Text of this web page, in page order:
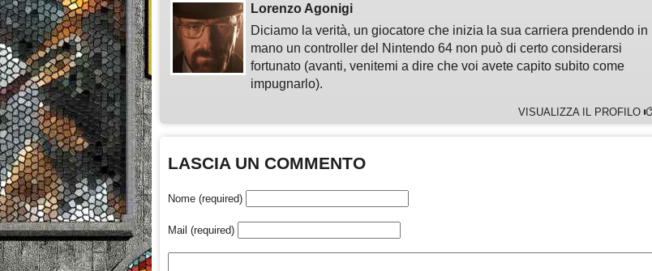
Lorenzo Agonigi
Diciamo la verità, un giocatore che inizia la sua carriera prendendo in
mano un controller del Nintendo 64 non può di certo considerarsi
fortunato (avanti, venitemi a dire che voi avete capito subito come
impugnarlo).
VISUALIZZA IL PROFILO
LASCIA UN COMMENTO
Nome (required)
Mail (required)